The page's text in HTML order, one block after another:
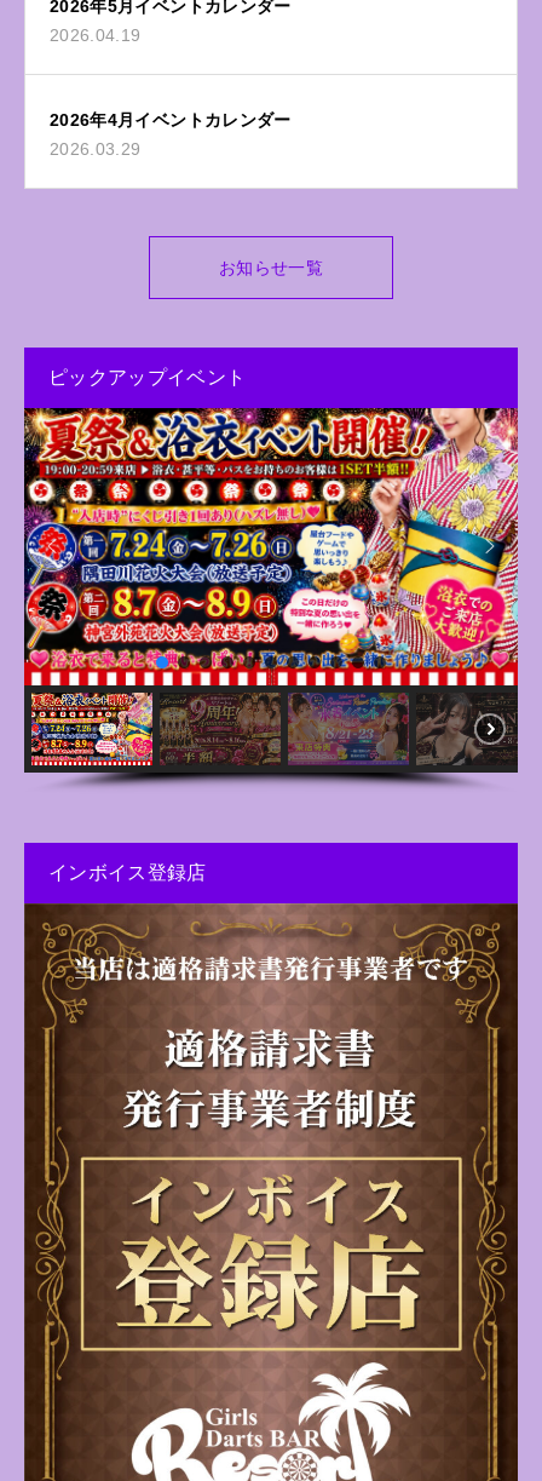
2026年5月イベントカレンダー
2026.04.19
2026年4月イベントカレンダー
2026.03.29
お知らせ一覧
ピックアップイベント
インボイス登録店